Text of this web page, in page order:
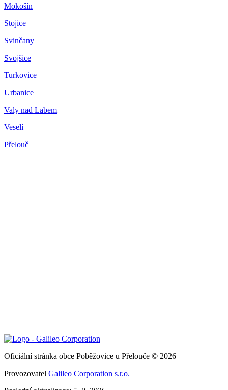
Mokošín
Stojice
Svinčany
Svojšice
Turkovice
Urbanice
Valy nad Labem
Veselí
Přelouč
Oficiální stránka obce Poběžovice u Přelouče © 2026
Provozovatel Galileo Corporation s.r.o.